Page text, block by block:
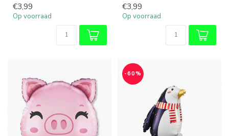
€3,99
Op voorraad
€3,99
Op voorraad
-60%